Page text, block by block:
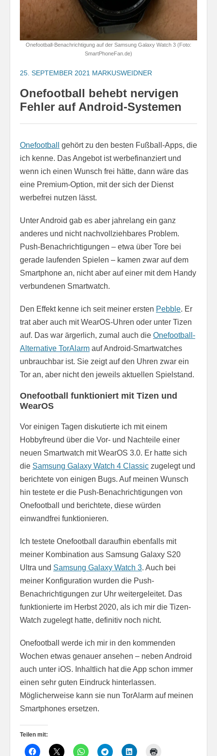
Onefootball-Benachrichtigung auf der Samsung Galaxy Watch 3 (Foto:
SmartPhoneFan.de)
25. SEPTEMBER 2021 MARKUSWEIDNER
Onefootball behebt nervigen
Fehler auf Android-Systemen
Onefootball
gehört zu den besten Fußball-Apps, die
ich kenne. Das Angebot ist werbefinanziert und
wenn ich einen Wunsch frei hätte, dann wäre das
eine Premium-Option, mit der sich der Dienst
werbefrei nutzen lässt.
Unter Android gab es aber jahrelang ein ganz
anderes und nicht nachvollziehbares Problem.
Push-Benachrichtigungen – etwa über Tore bei
gerade laufenden Spielen – kamen zwar auf dem
Smartphone an, nicht aber auf einer mit dem Handy
verbundenen Smartwatch.
Den Effekt kenne ich seit meiner ersten Pebble. Er
trat aber auch mit WearOS-Uhren oder unter Tizen
auf. Das war ärgerlich, zumal auch die Onefootball-
Alternative TorAlarm auf Android-Smartwatches
unbrauchbar ist. Sie zeigt auf den Uhren zwar ein
Tor an, aber nicht den jeweils aktuellen Spielstand.
Onefootball funktioniert mit Tizen und
WearOS
Vor einigen Tagen diskutierte ich mit einem
Hobbyfreund über die Vor- und Nachteile einer
neuen Smartwatch mit WearOS 3.0. Er hatte sich
die Samsung Galaxy Watch 4 Classic zugelegt und
berichtete von einigen Bugs. Auf meinen Wunsch
hin testete er die Push-Benachrichtigungen von
Onefootball und berichtete, diese würden
einwandfrei funktionieren.
Ich testete Onefootball daraufhin ebenfalls mit
meiner Kombination aus Samsung Galaxy S20
Ultra und Samsung Galaxy Watch 3. Auch bei
meiner Konfiguration wurden die Push-
Benachrichtigungen zur Uhr weitergeleitet. Das
funktionierte im Herbst 2020, als ich mir die Tizen-
Watch zugelegt hatte, definitiv noch nicht.
Onefootball werde ich mir in den kommenden
Wochen etwas genauer ansehen – neben Android
auch unter iOS. Inhaltlich hat die App schon immer
einen sehr guten Eindruck hinterlassen.
Möglicherweise kann sie nun TorAlarm auf meinen
Smartphones ersetzen.
Teilen mit: